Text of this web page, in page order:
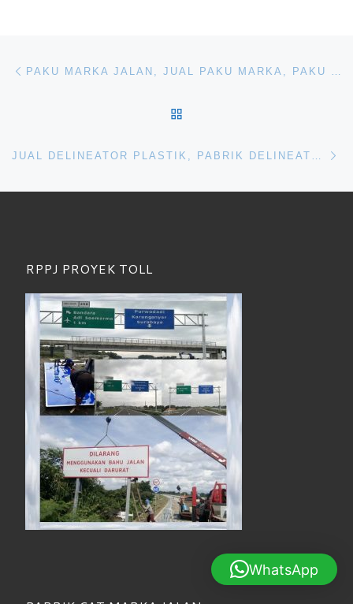
Navigasi pos
RPPJ PROYEK TOLL
WhatsApp